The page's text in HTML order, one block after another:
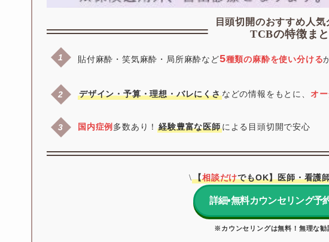
目頭切開のおすすめ人気
TCBの特徴ま
貼付麻酔・笑気麻酔・局所麻酔など5種類の麻酔を使い分ける
デザイン・予算・理想・バレにくさなどの情報をもとに、 オ
国内症例 多数あり！経験豊富な医師による目頭切開で安心
\【相談だけでもOK】医師・看護
詳細•無料カウンセリング予
※カウンセリングは無料！無理な勧